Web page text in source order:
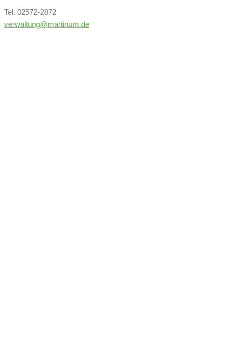
Tel. 02572-2872
verwaltung@martinum.de